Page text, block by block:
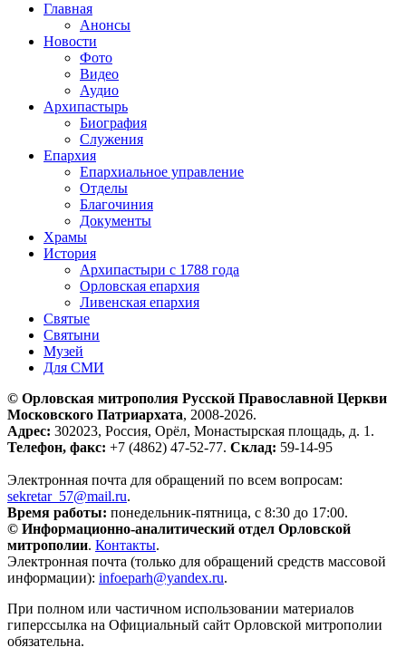
Главная
Анонсы
Новости
Фото
Видео
Аудио
Архипастырь
Биография
Служения
Епархия
Епархиальное управление
Отделы
Благочиния
Документы
Храмы
История
Архипастыри с 1788 года
Орловская епархия
Ливенская епархия
Святые
Святыни
Музей
Для СМИ
© Орловская митрополия Русской Православной Церкви
Московского Патриархата, 2008-2026.
Адрес: 302023, Россия, Орёл, Монастырская площадь, д. 1.
Телефон, факс: +7 (4862) 47-52-77. Склад: 59-14-95
Электронная почта для обращений по всем вопросам:
sekretar_57@mail.ru.
Время работы: понедельник-пятница, с 8:30 до 17:00.
© Информационно-аналитический отдел Орловской
митрополии. Контакты.
Электронная почта (только для обращений средств массовой
информации): infoeparh@yandex.ru.
При полном или частичном использовании материалов
гиперссылка на Официальный сайт Орловской митрополии
обязательна.